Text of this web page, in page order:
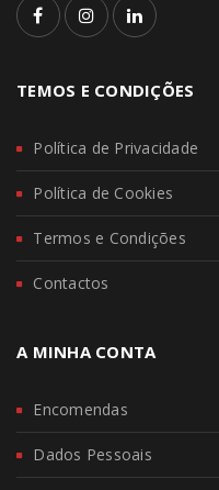
TEMOS E CONDIÇÕES
Política de Privacidade
Política de Cookies
Termos e Condições
Contactos
A MINHA CONTA
Encomendas
Dados Pessoais